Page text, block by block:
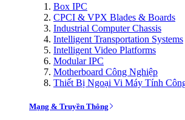
Box IPC
CPCI & VPX Blades & Boards
Industrial Computer Chassis
Intelligent Transportation Systems
Intelligent Video Platforms
Modular IPC
Motherboard Công Nghiệp
Thiết Bị Ngoại Vi Máy Tính
Mạng & Truyền Thông